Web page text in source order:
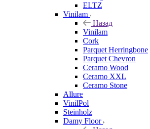
ELTZ
Vinilam
Назад
Vinilam
Cork
Parquet Herringbone
Parquet Chevron
Ceramo Wood
Ceramo XXL
Ceramo Stone
Allure
VinilPol
Steinholz
Damy Floor